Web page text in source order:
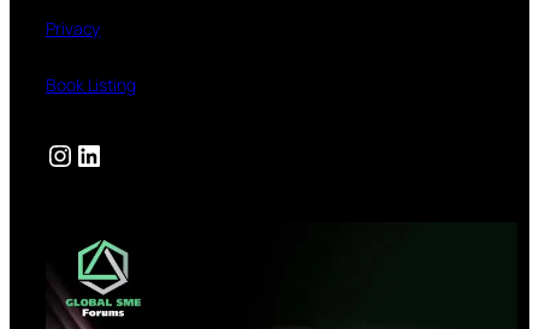
Privacy
Book Listing
Instagram LinkedIn